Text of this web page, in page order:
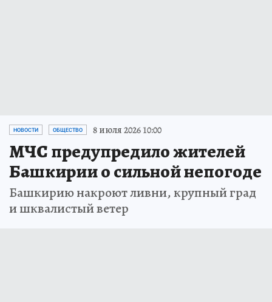
НОВОСТИ ОБЩЕСТВО 8 июля 2026 10:00
МЧС предупредило жителей
Башкирии о сильной непогоде
Башкирию накроют ливни, крупный град
и шквалистый ветер